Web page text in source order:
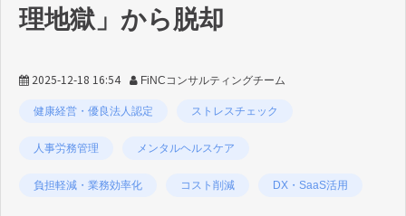
理地獄」から脱却
2025-12-18 16:54 FiNCコンサルティングチーム
健康経営・優良法人認定 ストレスチェック
人事労務管理 メンタルヘルスケア
負担軽減・業務効率化 コスト削減 DX・SaaS活用